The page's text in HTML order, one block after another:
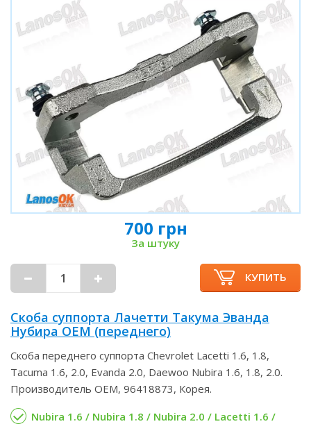
700 грн
За штуку
КУПИТЬ
Скоба суппорта Лачетти Такума Эванда
Нубира OEM (переднего)
Скоба переднего суппорта Chevrolet Lacetti 1.6, 1.8,
Tacuma 1.6, 2.0, Evanda 2.0, Daewoo Nubira 1.6, 1.8, 2.0.
Производитель OEM, 96418873, Корея.
Nubira 1.6 / Nubira 1.8 / Nubira 2.0 / Lacetti 1.6 /